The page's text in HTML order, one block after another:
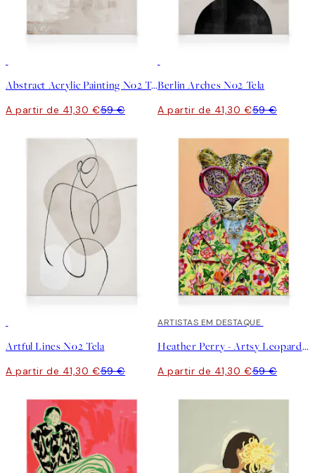
Abstract Acrylic Painting No2 Tela
A partir de 41,30 €59 €
Berlin Arches No2 Tela
A partir de 41,30 €59 €
Artful Lines No2 Tela
A partir de 41,30 €59 €
30%*
ARTISTAS EM DESTAQUE
Heather Perry - Artsy Leopard Tela
A partir de 41,30 €59 €